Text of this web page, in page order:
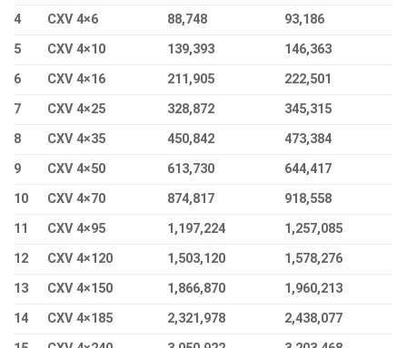
4 CXV 4×6 88,748
93,186
5
CXV 4×10 139,393
146,363
6
CXV 4×16 211,905
222,501
7
CXV 4×25 328,872
345,315
8
CXV 4×35 450,842
473,384
9
CXV 4×50 613,730
644,417
10
CXV 4×70 874,817
918,558
11
CXV 4×95 1,197,224
1,257,085
12
CXV 4×120 1,503,120
1,578,276
13
CXV 4×150 1,866,870
1,960,213
14
CXV 4×185 2,321,978
2,438,077